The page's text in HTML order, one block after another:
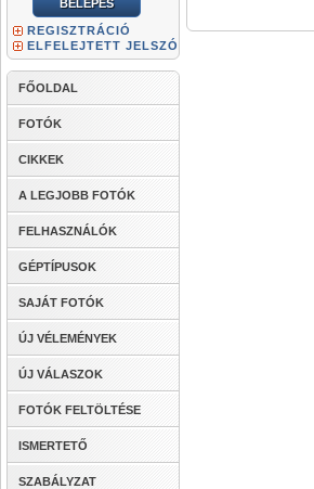
REGISZTRÁCIÓ
ELFELEJTETT JELSZÓ
FŐOLDAL
FOTÓK
CIKKEK
A LEGJOBB FOTÓK
FELHASZNÁLÓK
GÉPTÍPUSOK
SAJÁT FOTÓK
ÚJ VÉLEMÉNYEK
ÚJ VÁLASZOK
FOTÓK FELTÖLTÉSE
ISMERTETŐ
SZABÁLYZAT